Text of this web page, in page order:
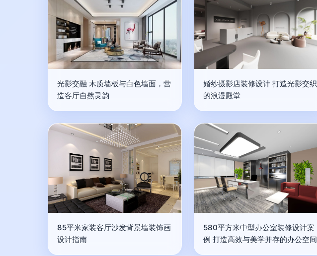
光影交融 木质墙板与白色墙面，营
造客厅自然灵韵
婚纱摄影店装修设计 打造光影交织
的浪漫殿堂
85平米家装客厅沙发背景墙装饰画
设计指南
580平方米中型办公室装修设计案
例 打造高效与美学并存的办公空间